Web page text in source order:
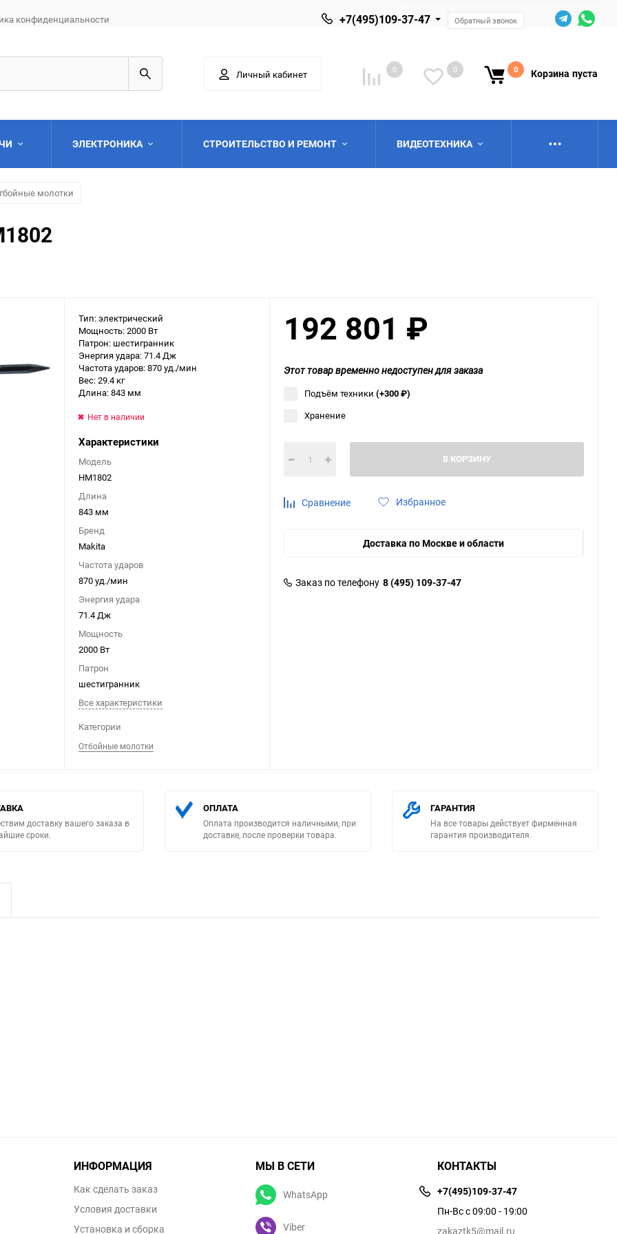
конфиденциальности +7(495)109-37-47 Обратный звонок
Личный кабинет 0 0 0 Корзина пуста
Выберите категорию
Выберите категорию
ЭЛЕКТРОНИКА СТРОИТЕЛЬСТВО И РЕМОНТ
Выберите категорию
ВИДЕОТЕХНИКА
молотки
Тип: электрический
Мощность: 2000 Вт
Патрон: шестигранник
Энергия удара: 71.4 Дж
Частота ударов: 870 уд./мин
Вес: 29.4 кг
Длина: 843 мм
Нет в наличии
Характеристики
Модель
HM1802
Длина
843 мм
Бренд
Makita
Частота ударов
870 уд./мин
Энергия удара
71.4 Дж
Мощность
2000 Вт
Патрон
шестигранник
Все характеристики
Категории
Отбойные молотки
192 801 ₽
Этот товар временно недоступен для заказа
Подъём техники (+300₽)
Хранение
В КОРЗИНУ
Сравнение Избранное
Доставка по Москве и области
Заказ по телефону 8 (495) 109-37-47
доставку вашего заказа в
сроки.
ОПЛАТА
Оплата производится наличными, при
доставке, после проверки товара.
ГАРАНТИЯ
На все товары действует фирменная
гарантия производителя.
ИНФОРМАЦИЯ
Как сделать заказ
Условия доставки
Установка и сборка
МЫ В СЕТИ
WhatsApp
Viber
КОНТАКТЫ
+7(495)109-37-47
Пн-Вс с 09:00 - 19:00
zakaztk5@mail.ru